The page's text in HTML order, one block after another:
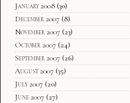
January 2008 (30)
December 2007 (8)
November 2007 (23)
October 2007 (24)
September 2007 (26)
August 2007 (35)
July 2007 (20)
June 2007 (27)